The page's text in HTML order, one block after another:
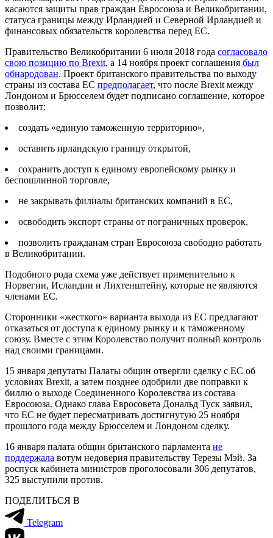
касаются защиты прав граждан Евросоюза и Великобритании,
статуса границы между Ирландией и Северной Ирландией и
финансовых обязательств королевства перед ЕС.
Правительство Великобритании 6 июля 2018 года согласовало
свою позицию по Brexit, а 14 ноября проект соглашения был
обнародован. Проект британского правительства по выходу
страны из состава ЕС предполагает, что после Brexit между
Лондоном и Брюсселем будет подписано соглашение, которое
позволит:
создать «единую таможенную территорию»,
оставить ирландскую границу открытой,
сохранить доступ к единому европейскому рынку и
беспошлинной торговле,
не закрывать филиалы британских компаний в ЕС,
освободить экспорт страны от пограничных проверок,
позволить гражданам стран Евросоюза свободно работать
в Великобритании.
Подобного рода схема уже действует применительно к
Норвегии, Исландии и Лихтенштейну, которые не являются
членами ЕС.
Сторонники «жесткого» варианта выхода из ЕС предлагают
отказаться от доступа к единому рынку и к таможенному
союзу. Вместе с этим Королевство получит полный контроль
над своими границами.
15 января депутаты Палаты общин отвергли сделку с ЕС об
условиях Brexit, а затем позднее одобрили две поправки к
биллю о выходе Соединенного Королевства из состава
Евросоюза. Однако глава Евросовета Дональд Туск заявил,
что ЕС не будет пересматривать достигнутую 25 ноября
прошлого года между Брюсселем и Лондоном сделку.
16 января палата общин британского парламента не
поддержала вотум недоверия правительству Терезы Мэй. За
роспуск кабинета министров проголосовали 306 депутатов,
325 выступили против.
ПОДЕЛИТЬСЯ В
Telegram